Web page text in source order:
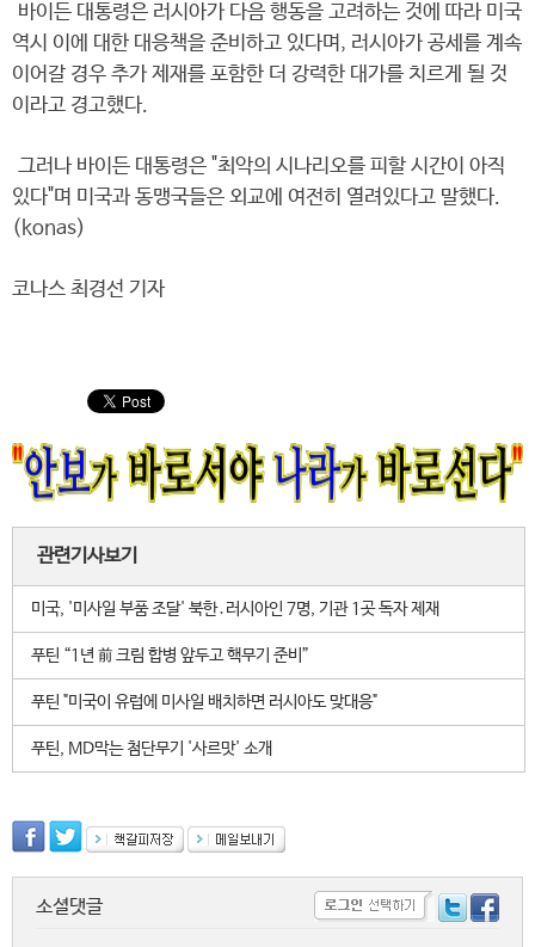
바이든 대통령은 러시아가 다음 행동을 고려하는 것에 따라 미국
역시 이에 대한 대응책을 준비하고 있다며, 러시아가 공세를 계속
이어갈 경우 추가 제재를 포함한 더 강력한 대가를 치르게 될 것
이라고 경고했다.
그러나 바이든 대통령은 "최악의 시나리오를 피할 시간이 아직
있다"며 미국과 동맹국들은 외교에 여전히 열려있다고 말했다.
(konas)
코나스 최경선 기자
관련기사보기
미국, '미사일 부품 조달' 북한․러시아인 7명, 기관 1곳 독자 제재
푸틴 “1년 前 크림 합병 앞두고 핵무기 준비”
푸틴 "미국이 유럽에 미사일 배치하면 러시아도 맞대응"
푸틴, MD막는 첨단무기 '사르맛' 소개
소셜댓글